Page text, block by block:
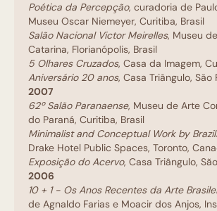
Poética da Percepção, curadoria de
Museu Oscar Niemeyer, Curitiba, Brasil
Salão Nacional Victor Meirelles, Museu
Catarina, Florianópolis, Brasil
5 Olhares Cruzados, Casa da Imagem,
Aniversário 20 anos, Casa Triângulo, São
2007
62º Salão Paranaense, Museu de Arte
do Paraná, Curitiba, Brasil
Minimalist and Conceptual Work by
Drake Hotel Public Spaces, Toronto,
Exposição do Acervo, Casa Triângulo,
2006
10 + 1 - Os Anos Recentes da Arte
de Agnaldo Farias e Moacir dos Anjos,